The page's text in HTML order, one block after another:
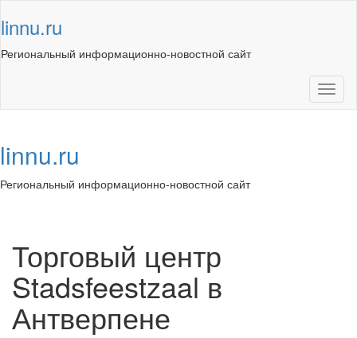
to
content
linnu.ru
Региональный информационно-новостной сайт
linnu.ru
Региональный информационно-новостной сайт
Торговый центр
Stadsfeestzaal в
Антверпене